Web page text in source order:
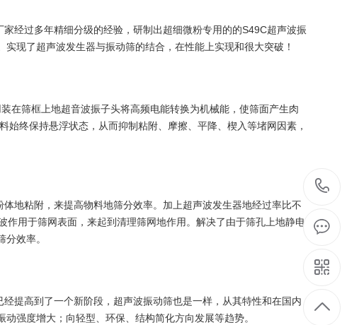
家经过多年精细分级的经验，研制出超细微粉专用的的S49C超声波振
实现了超声波发生器与振动筛的结合，在性能上实现和很大突破！
在筛框上地超音波振子头将高频电能转换为机械能，使筛面产生肉
终保持悬浮状态，从而抑制粘附、摩擦、平降、楔入等堵网因素，
地粘附，来提高物料地筛分效率。加上超声波发生器地经过率比不
用于筛网表面，来起到清理筛网地作用。解决了由于筛孔上地静电
分效率。
提高到了一个新阶段，超声波振动筛也是一样，从其特性和在国内
强度增大；向轻型、环保、结构简化方向发展等趋势。